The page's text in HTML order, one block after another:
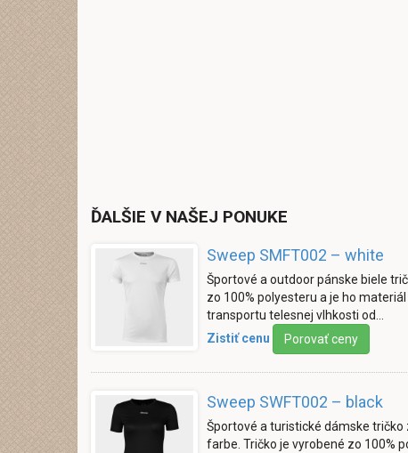
ĎALŠIE V NAŠEJ PONUKE
Sweep SMFT002 – white
Športové a outdoor pánske biele
zo 100% polyesteru a je ho
transportu telesnej vlhkosti od…
Zistiť cenu
Porovať ceny
Sweep SWFT002 – black
Športové a turistické dámske tričko
farbe. Tričko je vyrobené zo 100%